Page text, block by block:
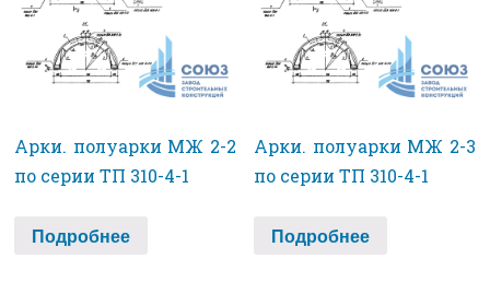
Арки. полуарки МЖ 2-2
по серии ТП 310-4-1
Подробнее
Арки. полуарки МЖ 2-3
по серии ТП 310-4-1
Подробнее